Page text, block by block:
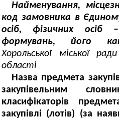
Найменування,
код замовника в
осіб, фізичних осіб –
формувань, його
Хорольської міської
області
Назва предмета
закупівельним
класифікаторів
закупівлі (лотів) (за